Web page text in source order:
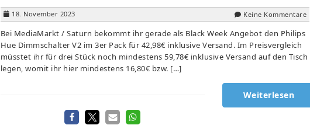
18. November 2023 Keine Kommentare
Bei MediaMarkt / Saturn bekommt ihr gerade als Black Week Angebot den Philips
Hue Dimmschalter V2 im 3er Pack für 42,98€ inklusive Versand. Im Preisvergleich
müsstet ihr für drei Stück noch mindestens 59,78€ inklusive Versand auf den Tisch
legen, womit ihr hier mindestens 16,80€ bzw. […]
Weiterlesen